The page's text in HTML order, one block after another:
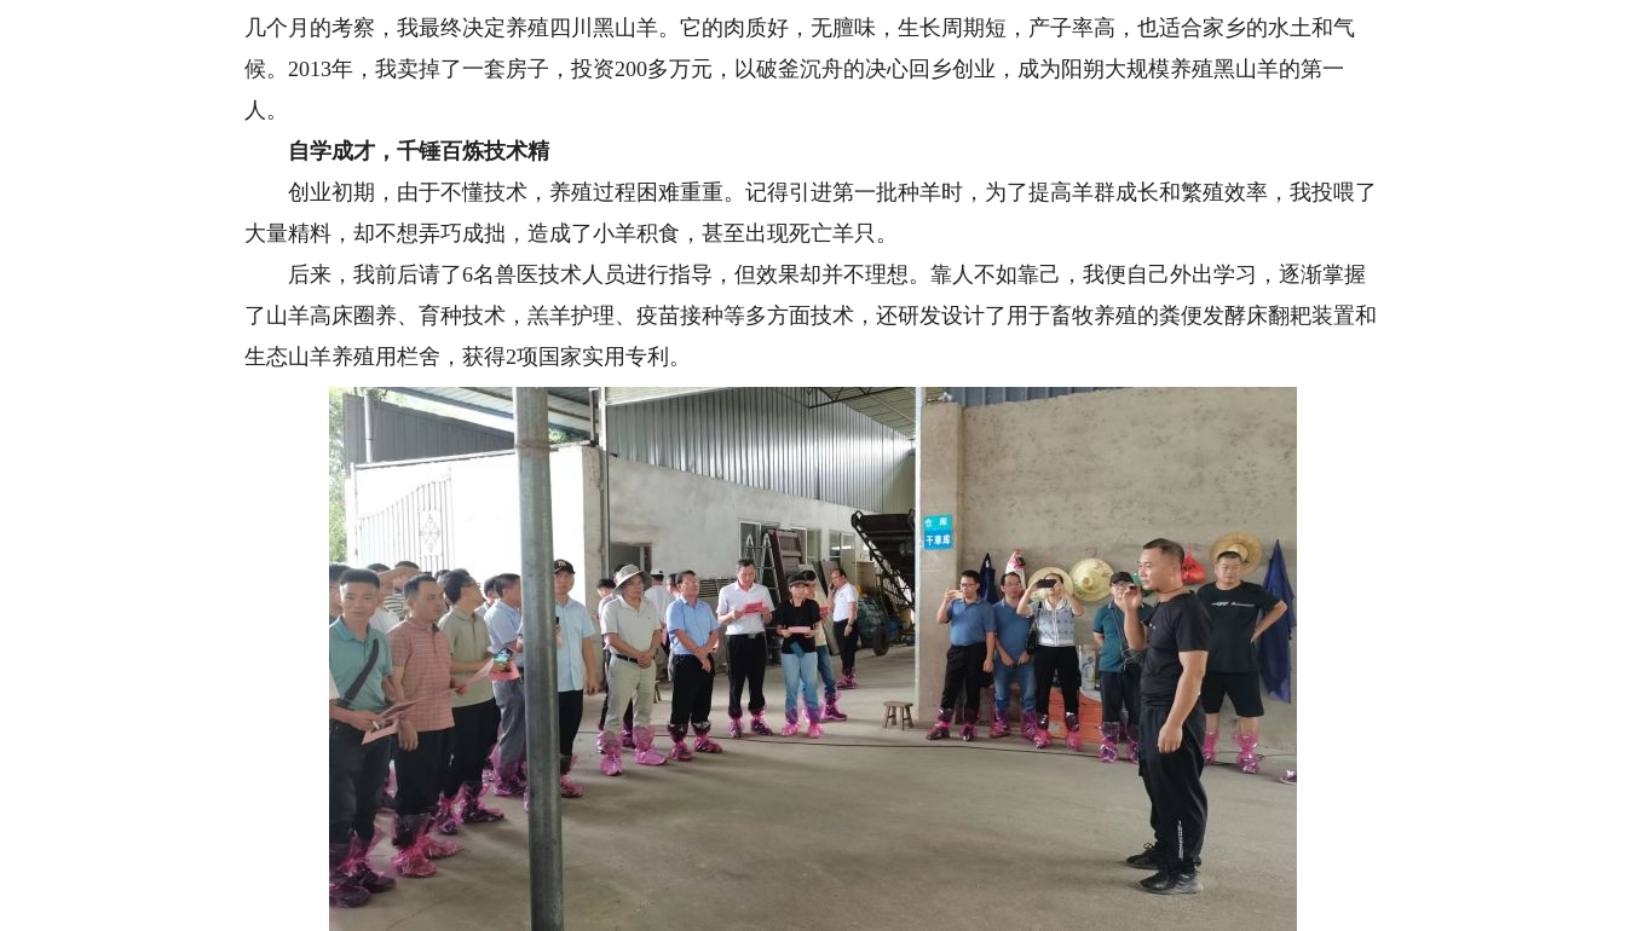
几个月的考察，我最终决定养殖四川黑山羊。它的肉质好，无膻味，生长周期短，产子率高，也适合家乡的水土和气
候。2013年，我卖掉了一套房子，投资200多万元，以破釜沉舟的决心回乡创业，成为阳朔大规模养殖黑山羊的第一
人。
自学成才，千锤百炼技术精
创业初期，由于不懂技术，养殖过程困难重重。记得引进第一批种羊时，为了提高羊群成长和繁殖效率，我投喂了
大量精料，却不想弄巧成拙，造成了小羊积食，甚至出现死亡羊只。
后来，我前后请了6名兽医技术人员进行指导，但效果却并不理想。靠人不如靠己，我便自己外出学习，逐渐掌握
了山羊高床圈养、育种技术，羔羊护理、疫苗接种等多方面技术，还研发设计了用于畜牧养殖的粪便发酵床翻耙装置和
生态山羊养殖用栏舍，获得2项国家实用专利。